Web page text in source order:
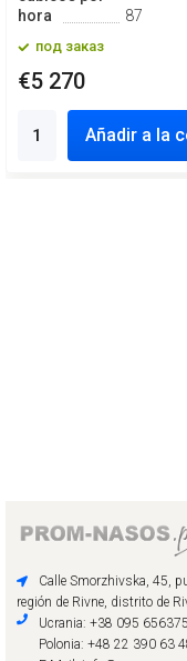
hora
87
под заказ
€5 270
Añadir a la
Calle Smorzhivska, 45,
región de Rivne, distrito de
Ucrania: +38 095
Polonia: +48 22 390 63